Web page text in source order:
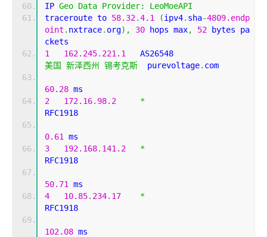
IP Geo Data Provider:
LeoMoeAPI
traceroute to 58.32.4.1 (ipv4. sha-4809.endp
oint . nxtrace. org), 30 hops max, 52 bytes pa
ckets
1
162.245. 221.1
美国
新泽西州 锡考克斯
  purevoltage
. com
60.28 ms
2
172.16. 98.2
*
RFC1918
0.61
ms
3
192.168. 141.2
*
RFC1918
50.71
ms
4
10.85. 234.17
*
RFC1918
102.08 ms